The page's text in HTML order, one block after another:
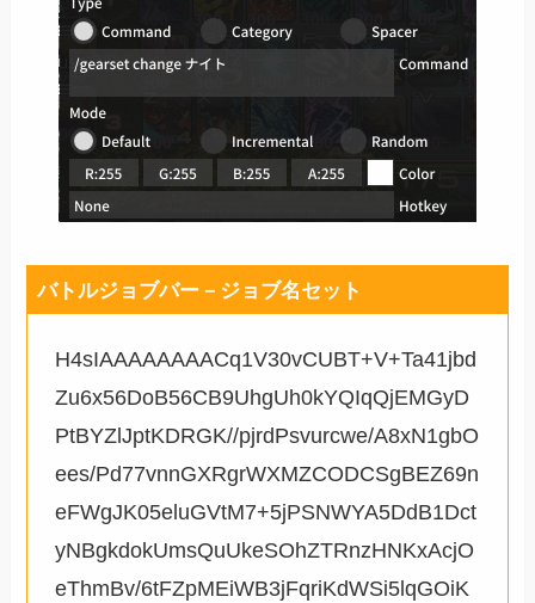
バトルジョブバー－ジョブ名セット
H4sIAAAAAAAACq1V30vCUBT+V+Ta41jbd
Zu6x56DoB56CB9UhgUh0kYQIqQjEMGyD
PtBYZlJptKDRGK//pjrdPsvurcwe/A8xN1gbO
ees/Pd77vnnGXRgrWXMZCODCSgBEZ69n
eFWgJK05eluGVtM7+5jPSNWYA5DdB1Dct
yNBgkdokUmsQuUkeSOhZTRnzHNKxAcjO
eThmBv/6tFZpMEiWB3jFqriKdWSi5lqGOiK